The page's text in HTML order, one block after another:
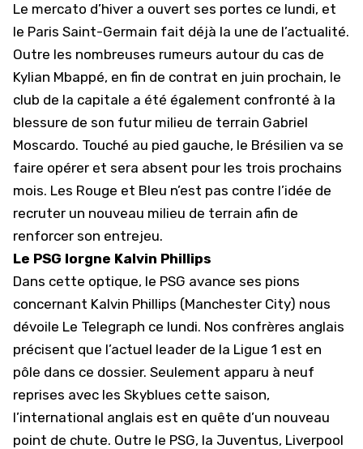
Le mercato d’hiver a ouvert ses portes ce lundi, et
le Paris Saint-Germain fait déjà la une de l’actualité.
Outre les nombreuses rumeurs autour du cas de
Kylian Mbappé, en fin de contrat en juin prochain, le
club de la capitale a été également confronté à la
blessure de son futur milieu de terrain Gabriel
Moscardo. Touché au pied gauche, le Brésilien va se
faire opérer et sera absent pour les trois prochains
mois. Les Rouge et Bleu n’est pas contre l’idée de
recruter un nouveau milieu de terrain afin de
renforcer son entrejeu.
Le PSG lorgne Kalvin Phillips
Dans cette optique, le PSG avance ses pions
concernant Kalvin Phillips (Manchester City) nous
dévoile Le Telegraph ce lundi. Nos confrères anglais
précisent que l’actuel leader de la Ligue 1 est en
pôle dans ce dossier. Seulement apparu à neuf
reprises avec les Skyblues cette saison,
l’international anglais est en quête d’un nouveau
point de chute. Outre le PSG, la Juventus, Liverpool